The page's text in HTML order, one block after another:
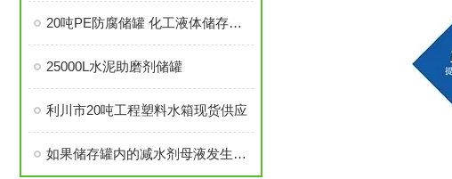
20吨PE防腐储罐 化工液体储存罐围堰要求
25000L水泥助磨剂储罐
利川市20吨工程塑料水箱现货供应
如果储存罐内的减水剂母液发生了泄漏，应该怎么办